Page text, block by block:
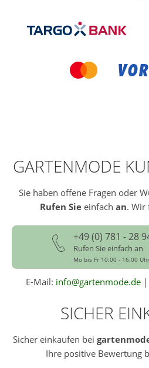
GARTENMODE
Sie haben offene Fragen oder
Rufen Sie einfach an. Wir
+49 (0) 781 - 28
Rufen Sie einfach an
Mo bis Fr 10:00 - 16:00 Uhr
E-Mail: info@gartenmode.de |
SICHER
Sicher einkaufen bei
Ihre positive Bewertung